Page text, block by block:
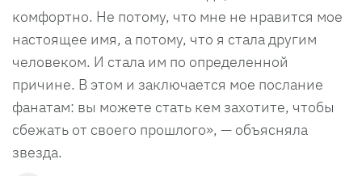
комфортно. Не потому, что мне не нравится мое
настоящее имя, а потому, что я стала другим
человеком. И стала им по определенной
причине. В этом и заключается мое послание
фанатам: вы можете стать кем захотите, чтобы
сбежать от своего прошлого», — объясняла
звезда.